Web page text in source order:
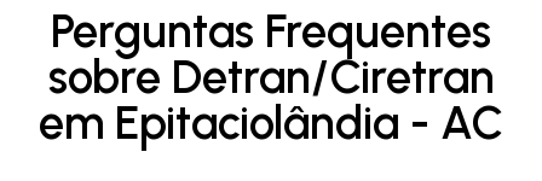
Perguntas Frequentes
sobre Detran/Ciretran
em Epitaciolândia - AC